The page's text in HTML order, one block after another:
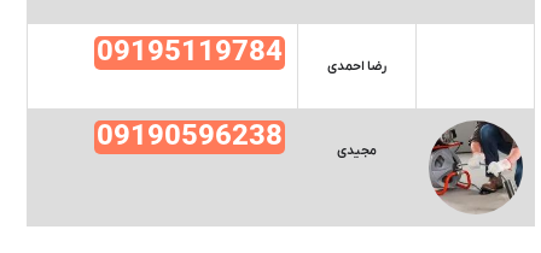
رضا احمدی 09195119784
مجیدی 09190596238